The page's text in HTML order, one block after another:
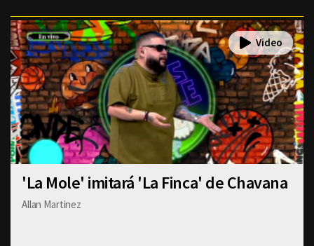
'La Mole' imitará 'La Finca' de Chavana
Allan Martinez